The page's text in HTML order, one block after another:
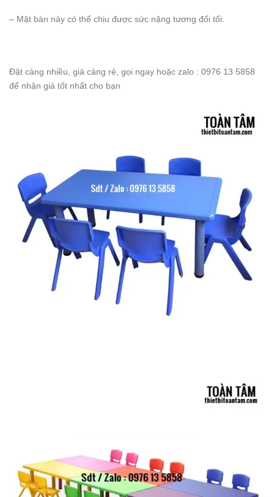
– Mặt bàn này có thể chịu được sức nặng tương đối tối.
Đặt càng nhiều, giá càng rẻ, gọi ngay hoặc zalo : 0976 13 5858
để nhận giá tốt nhất cho bạn